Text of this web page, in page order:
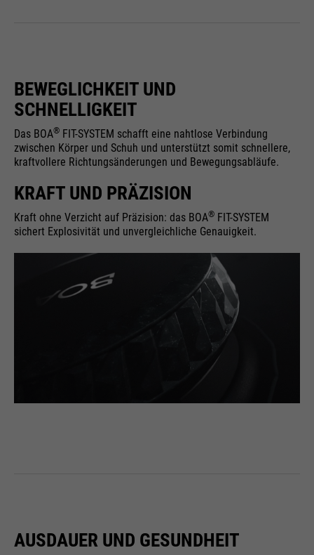
BEWEGLICHKEIT UND
SCHNELLIGKEIT
Das BOA® FIT-SYSTEM schafft eine nahtlose Verbindung
zwischen Körper und Schuh und unterstützt somit schnellere,
kraftvollere Richtungsänderungen und Bewegungsabläufe.
KRAFT UND PRÄZISION
Kraft ohne Verzicht auf Präzision: das BOA® FIT-SYSTEM
sichert Explosivität und unvergleichliche Genauigkeit.
AUSDAUER UND GESUNDHEIT